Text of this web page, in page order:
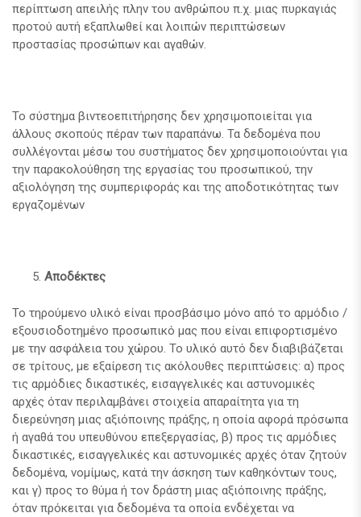
περίπτωση απειλής πλην του ανθρώπου π.χ. μιας πυρκαγιάς
προτού αυτή εξαπλωθεί και λοιπών περιπτώσεων
προστασίας προσώπων και αγαθών.
Το σύστημα βιντεοεπιτήρησης δεν χρησιμοποιείται για
άλλους σκοπούς πέραν των παραπάνω. Τα δεδομένα που
συλλέγονται μέσω του συστήματος δεν χρησιμοποιούνται για
την παρακολούθηση της εργασίας του προσωπικού, την
αξιολόγηση της συμπεριφοράς και της αποδοτικότητας των
εργαζομένων
Αποδέκτες
Το τηρούμενο υλικό είναι προσβάσιμο μόνο από το αρμόδιο /
εξουσιοδοτημένο προσωπικό μας που είναι επιφορτισμένο
με την ασφάλεια του χώρου. Το υλικό αυτό δεν διαβιβάζεται
σε τρίτους, με εξαίρεση τις ακόλουθες περιπτώσεις: α) προς
τις αρμόδιες δικαστικές, εισαγγελικές και αστυνομικές
αρχές όταν περιλαμβάνει στοιχεία απαραίτητα για τη
διερεύνηση μιας αξιόποινης πράξης, η οποία αφορά πρόσωπα
ή αγαθά του υπευθύνου επεξεργασίας, β) προς τις αρμόδιες
δικαστικές, εισαγγελικές και αστυνομικές αρχές όταν ζητούν
δεδομένα, νομίμως, κατά την άσκηση των καθηκόντων τους,
και γ) προς το θύμα ή τον δράστη μιας αξιόποινης πράξης,
όταν πρόκειται για δεδομένα τα οποία ενδέχεται να